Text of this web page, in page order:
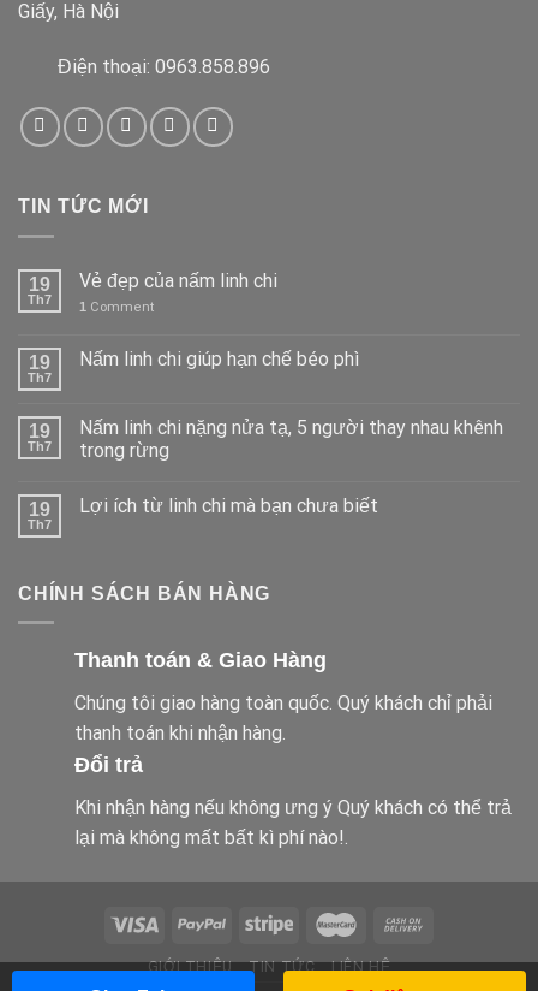
Giấy, Hà Nội
Điện thoại: 0963.858.896
TIN TỨC MỚI
19
Th7
Vẻ đẹp của nấm linh chi
1 Comment
19
Th7
Nấm linh chi giúp hạn chế béo phì
19
Th7
Nấm linh chi nặng nửa tạ, 5 người thay nhau khênh
trong rừng
19
Th7
Lợi ích từ linh chi mà bạn chưa biết
CHÍNH SÁCH BÁN HÀNG
Thanh toán & Giao Hàng
Chúng tôi giao hàng toàn quốc. Quý khách chỉ phải
thanh toán khi nhận hàng.
Đổi trả
Khi nhận hàng nếu không ưng ý Quý khách có thể trả
lại mà không mất bất kì phí nào!.
GIỚI THIỆU TIN TỨC LIÊN HỆ